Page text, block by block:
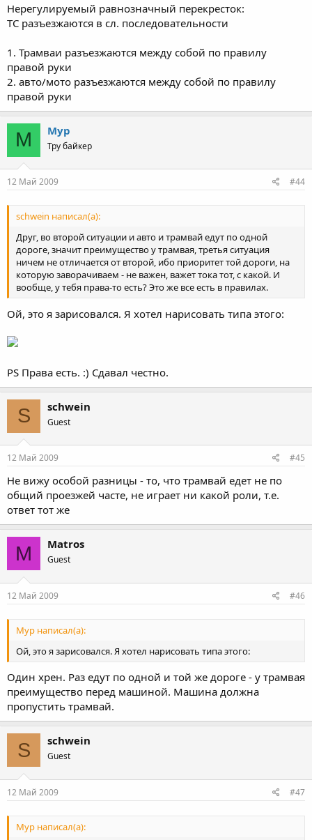
Нерегулируемый равнозначный перекресток:
ТС разъезжаются в сл. последовательности
1. Трамваи разъезжаются между собой по правилу
правой руки
2. авто/мото разъезжаются между собой по правилу
правой руки
М Мур
Тру байкер
12 Май 2009 #44
schwein написал(а):
Друг, во второй ситуации и авто и трамвай едут по одной
дороге, значит преимущество у трамвая, третья ситуация
ничем не отличается от второй, ибо приоритет той дороги, на
которую заворачиваем - не важен, важет тока тот, с какой. И
вообще, у тебя права-то есть? Это же все есть в правилах.
Ой, это я зарисовался. Я хотел нарисовать типа этого:
PS Права есть. :) Сдавал честно.
S schwein
Guest
12 Май 2009 #45
Не вижу особой разницы - то, что трамвай едет не по
общий проезжей часте, не играет ни какой роли, т.е.
ответ тот же
M Matros
Guest
12 Май 2009 #46
Мур написал(а):
Ой, это я зарисовался. Я хотел нарисовать типа этого:
Один хрен. Раз едут по одной и той же дороге - у трамвая
преимущество перед машиной. Машина должна
пропустить трамвай.
S schwein
Guest
12 Май 2009 #47
Мур написал(а):